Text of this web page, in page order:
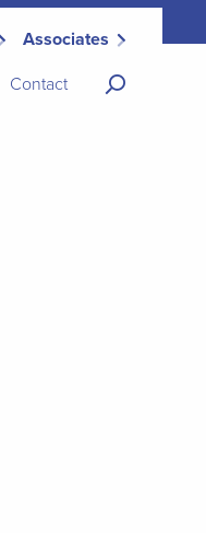
Contact
Associates